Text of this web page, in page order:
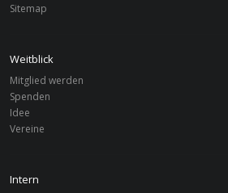
Sitemap
Weitblick
Mitglied werden
Spenden
Idee
Vereine
Intern